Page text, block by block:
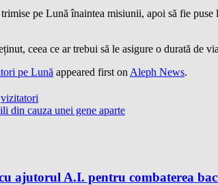
pe Lună înaintea misiunii, apoi să fie
ceea ce ar trebui să le asigure o durată de
pe Lună appeared first onAleph News.
vizitatori
din cauza unei gene aparte
ajutorul A.I. pentru combaterea